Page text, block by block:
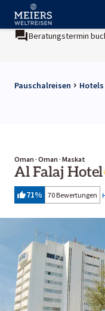
Beratungstermin
Pauschalreisen
Oman · Oman · Maskat
Al Falaj Hotel
71% 70 Bewertungen